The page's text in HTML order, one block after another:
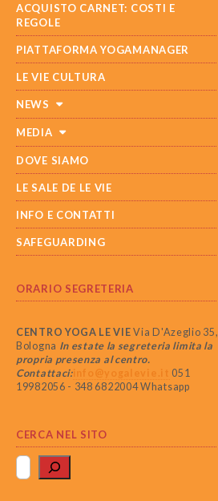
ACQUISTO CARNET: COSTI E
REGOLE
PIATTAFORMA YOGAMANAGER
LE VIE CULTURA
NEWS
MEDIA
DOVE SIAMO
LE SALE DE LE VIE
INFO E CONTATTI
SAFEGUARDING
ORARIO SEGRETERIA
CENTRO YOGA LE VIE Via D'Azeglio 35,
Bologna In estate la segreteria limita la
propria presenza al centro.
Contattaci:info@yogalevie.it
051
19982056 - 348 6822004 Whatsapp
CERCA NEL SITO